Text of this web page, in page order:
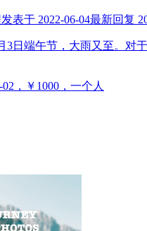
发表于 2022-06-04最新回复
端午节，大雨又至。对
02 ，￥1000 ，一个人